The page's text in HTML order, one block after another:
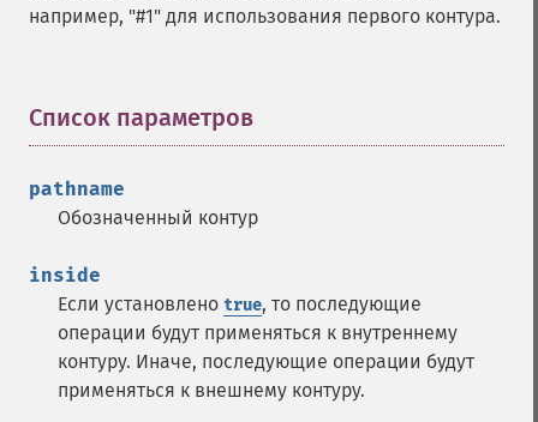
например, "#1" для использования первого контура.
Список параметров
pathname
Обозначенный контур
inside
Если установлено true, то последующие
операции будут применяться к внутреннему
контуру. Иначе, последующие операции будут
применяться к внешнему контуру.